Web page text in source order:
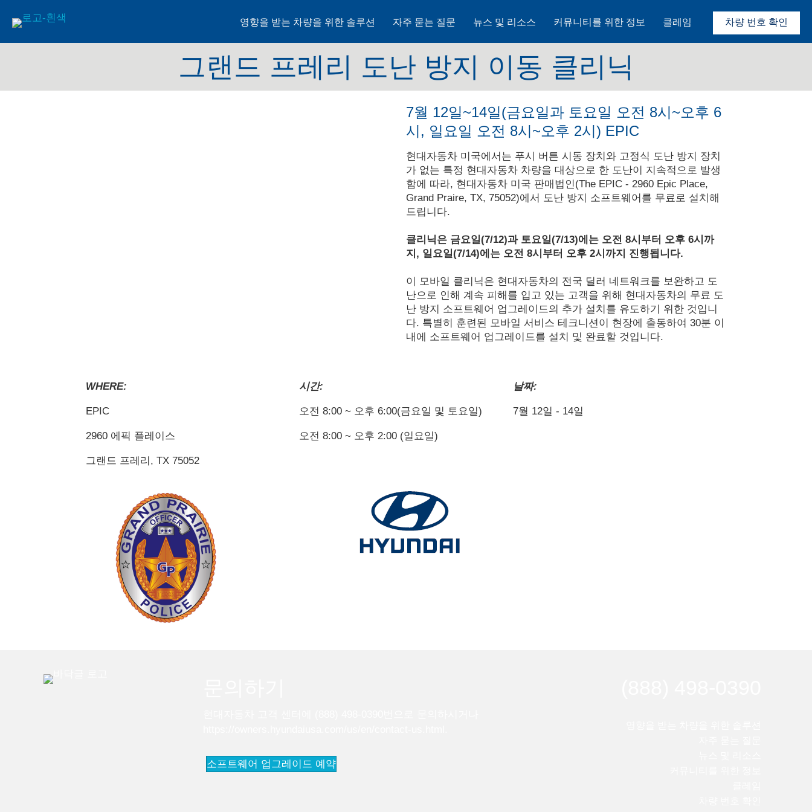
영향을 받는 차량을 위한 솔루션 자주 묻는 질문 뉴스 및 리소스 커뮤니티를 위한 정보 클레임 차량 번호 확인
그랜드 프레리 도난 방지 이동 클리닉
7월 12일~14일(금요일과 토요일 오전 8시~오후 6
시, 일요일 오전 8시~오후 2시) EPIC
현대자동차 미국에서는 푸시 버튼 시동 장치와 고정식 도난 방지 장치
가 없는 특정 현대자동차 차량을 대상으로 한 도난이 지속적으로 발생
함에 따라, 현대자동차 미국 판매법인(The EPIC - 2960 Epic Place,
Grand Praire, TX, 75052)에서 도난 방지 소프트웨어를 무료로 설치해
드립니다.
클리닉은 금요일(7/12)과 토요일(7/13)에는 오전 8시부터 오후 6시까
지, 일요일(7/14)에는 오전 8시부터 오후 2시까지 진행됩니다.
이 모바일 클리닉은 현대자동차의 전국 딜러 네트워크를 보완하고 도
난으로 인해 계속 피해를 입고 있는 고객을 위해 현대자동차의 무료 도
난 방지 소프트웨어 업그레이드의 추가 설치를 유도하기 위한 것입니
다. 특별히 훈련된 모바일 서비스 테크니션이 현장에 출동하여 30분 이
내에 소프트웨어 업그레이드를 설치 및 완료할 것입니다.
WHERE:
EPIC
2960 에픽 플레이스
그랜드 프레리, TX 75052
시간:
오전 8:00 ~ 오후 6:00(금요일 및 토요일)
오전 8:00 ~ 오후 2:00 (일요일)
날짜:
7월 12일 - 14일
소프트웨어 업그레이드 예약